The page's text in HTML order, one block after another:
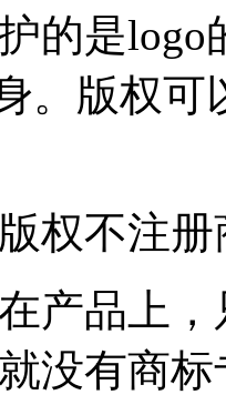
的是
。版权
权不注
产品上
没有商